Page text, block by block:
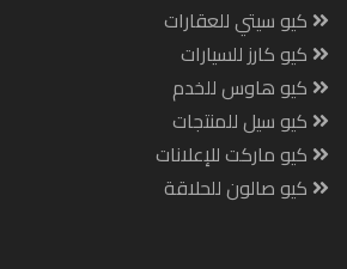
كيو سيتي للعقارات
كيو كارز للسيارات
كيو هاوس للخدم
كيو سيل للمنتجات
كيو ماركت للإعلانات
كيو صالون للحلاقة